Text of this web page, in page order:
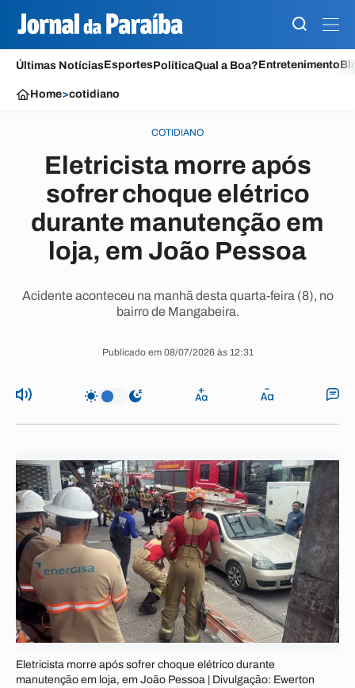
Últimas NotíciasEsportesPolíticaQual a Boa?Entretenimento
Home>cotidiano
COTIDIANO
Eletricista morre após
sofrer choque elétrico
durante manutenção em
loja, em João Pessoa
Acidente aconteceu na manhã desta quarta-feira (8), no
bairro de Mangabeira.
Publicado em 08/07/2026 às 12:31
Eletricista morre após sofrer choque elétrico durante
manutenção em loja, em João Pessoa | Divulgação: Ewerton